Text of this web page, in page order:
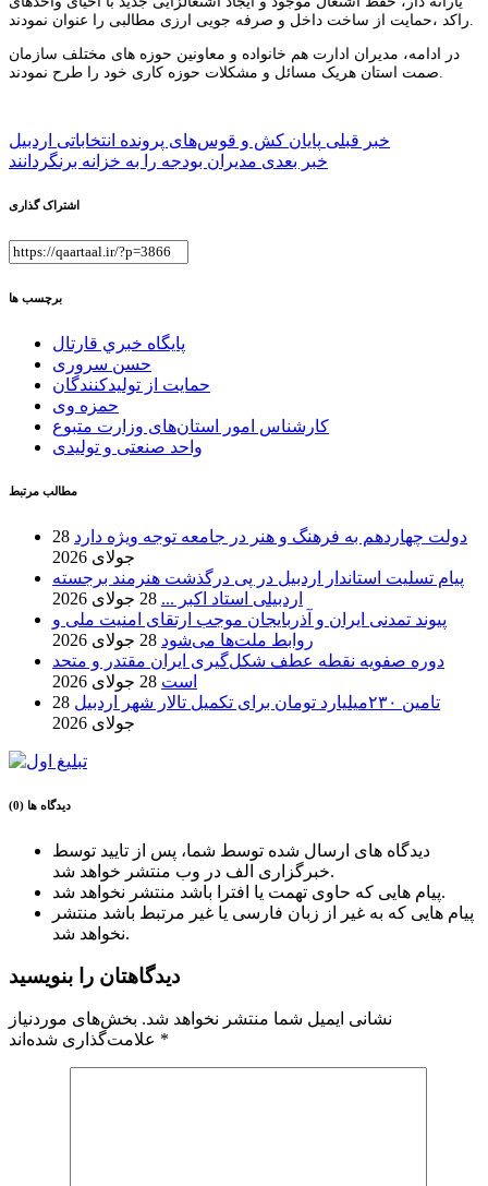
راکد ،حمایت از ساخت داخل و صرفه جویی ارزی مطالبی را عنوان نمودند.
در ادامه، مدیران ادارت هم خانواده و معاونین حوزه های مختلف سازمان
صمت استان هریک مسائل و مشکلات حوزه کاری خود را طرح نمودند.
راهبری
نوشته
خبر قبلی پایان کش و قوس‌های پرونده انتخاباتی اردبیل
خبر بعدی مدیران بودجه‌ را به خزانه برنگردانند
اشتراک گذاری
برچسب ها
پايگاه خبري قارتال
حسن سروری
حمایت از تولیدکنندگان
حمزه وی
کارشناس امور استان‌های وزارت متبوع
واحد صنعتی و تولیدی
مطالب مرتبط
دولت چهاردهم به فرهنگ و هنر در جامعه توجه ویژه دارد 28
جولای 2026
پیام تسلیت استاندار اردبیل در پی درگذشت هنرمند برجسته
اردبیلی استاد اکبر ... 28 جولای 2026
پیوند تمدنی ایران و آذربایجان موجب ارتقای امنیت ملی و
روابط ملت‌ها می‌شود 28 جولای 2026
دوره صفویه نقطه عطف شکل‌گیری ایران مقتدر و متحد
است 28 جولای 2026
تامین ۲۳۰میلیارد تومان برای تکمیل تالار شهر اردبیل
28
جولای 2026
دیدگاه ها (0)
دیدگاه های ارسال شده توسط شما، پس از تایید توسط
خبرگزاری الف در وب منتشر خواهد شد.
پیام هایی که حاوی تهمت یا افترا باشد منتشر نخواهد شد.
پیام هایی که به غیر از زبان فارسی یا غیر مرتبط باشد منتشر
نخواهد شد.
دیدگاهتان را بنویسید
نشانی ایمیل شما منتشر نخواهد شد. بخش‌های موردنیاز
*